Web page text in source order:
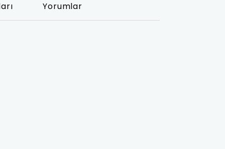
Yorumlar